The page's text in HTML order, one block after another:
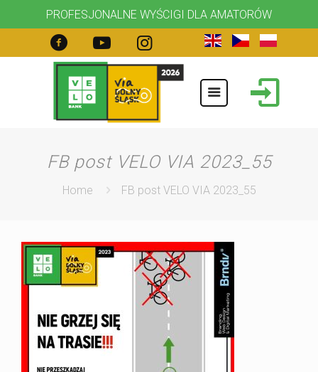
PROFESJONALNE WYŚCIGI DLA AMATORÓW
FB post VELO VIA 2023_55
Home FB post VELO VIA 2023_55